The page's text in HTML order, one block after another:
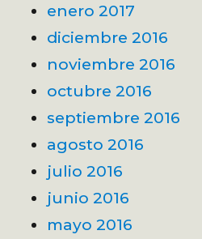
enero 2017
diciembre 2016
noviembre 2016
octubre 2016
septiembre 2016
agosto 2016
julio 2016
junio 2016
mayo 2016